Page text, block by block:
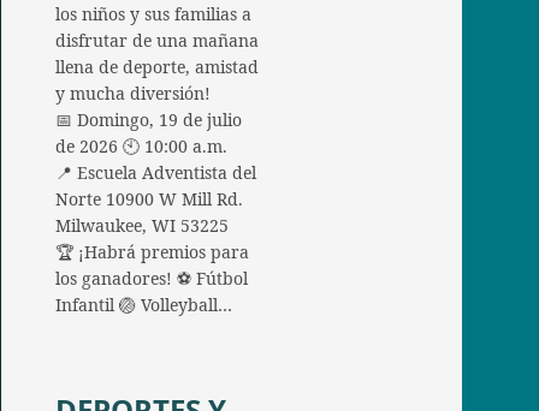
los niños y sus familias a
disfrutar de una mañana
llena de deporte, amistad
y mucha diversión!
📅 Domingo, 19 de julio
de 2026 🕙 10:00 a.m.
📍 Escuela Adventista del
Norte 10900 W Mill Rd.
Milwaukee, WI 53225
🏆 ¡Habrá premios para
los ganadores! ⚽ Fútbol
Infantil 🏐 Volleyball…